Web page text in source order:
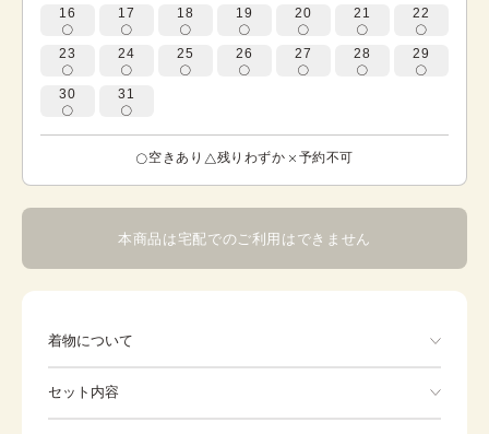
16 17 18 19 20 21 22
23 24 25 26 27 28 29
30 31
空きあり 残りわずか 予約不可
本商品は宅配でのご利用はできません
着物について
す。白の花紗綾型地紋に、ぼかしの入ったピンクの菊・黄
セット内容